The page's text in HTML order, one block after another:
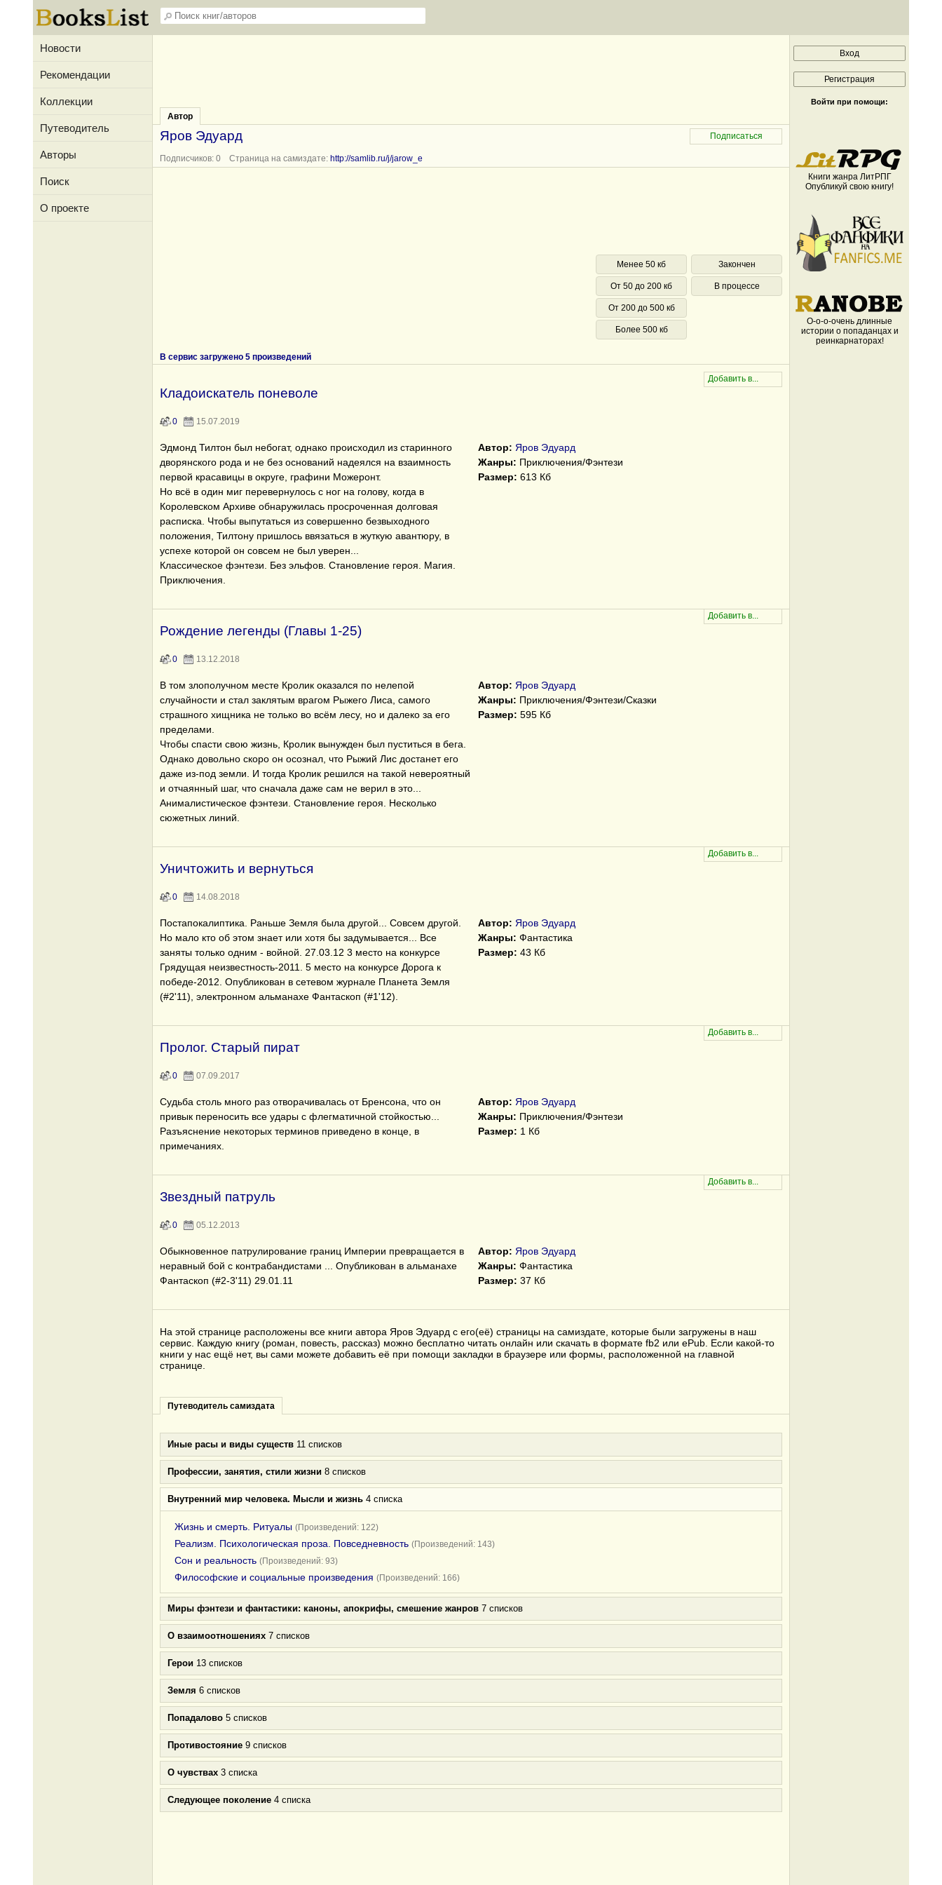
Новости
Рекомендации
Коллекции
Путеводитель
Авторы
Поиск
О проекте
Автор
Яров Эдуард
Подписчиков: 0 Страница на самиздате: http://samlib.ru/j/jarow_e
Менее 50 кб
От 50 до 200 кб
От 200 до 500 кб
Более 500 кб
Закончен
В процессе
В сервис загружено 5 произведений
Кладоискатель поневоле
0 15.07.2019
Эдмонд Тилтон был небогат, однако происходил из старинного
дворянского рода и не без оснований надеялся на взаимность
первой красавицы в округе, графини Можеронт.
Но всё в один миг перевернулось с ног на голову, когда в
Королевском Архиве обнаружилась просроченная долговая
расписка. Чтобы выпутаться из совершенно безвыходного
положения, Тилтону пришлось ввязаться в жуткую авантюру, в
успехе которой он совсем не был уверен...
Классическое фэнтези. Без эльфов. Становление героя. Магия.
Приключения.
Автор: Яров Эдуард
Жанры: Приключения/Фэнтези
Размер: 613 Кб
Рождение легенды (Главы 1-25)
0 13.12.2018
В том злополучном месте Кролик оказался по нелепой
случайности и стал заклятым врагом Рыжего Лиса, самого
страшного хищника не только во всём лесу, но и далеко за его
пределами.
Чтобы спасти свою жизнь, Кролик вынужден был пуститься в бега.
Однако довольно скоро он осознал, что Рыжий Лис достанет его
даже из-под земли. И тогда Кролик решился на такой невероятный
и отчаянный шаг, что сначала даже сам не верил в это...
Анималистическое фэнтези. Становление героя. Несколько
сюжетных линий.
Автор: Яров Эдуард
Жанры: Приключения/Фэнтези/Сказки
Размер: 595 Кб
Уничтожить и вернуться
0 14.08.2018
Постапокалиптика. Раньше Земля была другой... Совсем другой.
Но мало кто об этом знает или хотя бы задумывается... Все
заняты только одним - войной. 27.03.12 3 место на конкурсе
Грядущая неизвестность-2011. 5 место на конкурсе Дорога к
победе-2012. Опубликован в сетевом журнале Планета Земля
(#2'11), электронном альманахе Фантаскоп (#1'12).
Автор: Яров Эдуард
Жанры: Фантастика
Размер: 43 Кб
Пролог. Старый пират
0 07.09.2017
Судьба столь много раз отворачивалась от Бренсона, что он
привык переносить все удары с флегматичной стойкостью...
Разъяснение некоторых терминов приведено в конце, в
примечаниях.
Автор: Яров Эдуард
Жанры: Приключения/Фэнтези
Размер: 1 Кб
Звездный патруль
0 05.12.2013
Обыкновенное патрулирование границ Империи превращается в
неравный бой с контрабандистами ... Опубликован в альманахе
Фантаскоп (#2-3'11) 29.01.11
Автор: Яров Эдуард
Жанры: Фантастика
Размер: 37 Кб
На этой странице расположены все книги автора Яров Эдуард с его(её) страницы на самиздате, которые были загружены в наш
сервис. Каждую книгу (роман, повесть, рассказ) можно бесплатно читать онлайн или скачать в формате fb2 или ePub. Если какой-то
книги у нас ещё нет, вы сами можете добавить её при помощи закладки в браузере или формы, расположенной на главной
странице.
Путеводитель самиздата
Иные расы и виды существ 11 списков
Профессии, занятия, стили жизни 8 списков
Внутренний мир человека. Мысли и жизнь 4 списка
Жизнь и смерть. Ритуалы (Произведений: 122)
Реализм. Психологическая проза. Повседневность (Произведений: 143)
Сон и реальность (Произведений: 93)
Философские и социальные произведения (Произведений: 166)
Миры фэнтези и фантастики: каноны, апокрифы, смешение жанров 7 списков
О взаимоотношениях 7 списков
Герои 13 списков
Земля 6 списков
Попадалово 5 списков
Противостояние 9 списков
О чувствах 3 списка
Следующее поколение 4 списка
Войти при помощи:
Книги жанра ЛитРПГ
Опубликуй свою книгу!
О-о-о-очень длинные
истории о попаданцах и
реинкарнаторах!